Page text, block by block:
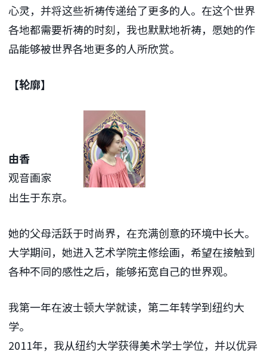
心灵，并将这些祈祷传递给了更多的人。在这个世界
各地都需要祈祷的时刻，我也默默地祈祷，愿她的作
品能够被世界各地更多的人所欣赏。
【轮廓】
由香
观音画家
出生于东京。
她的父母活跃于时尚界，在充满创意的环境中长大。
大学期间，她进入艺术学院主修绘画，希望在接触到
各种不同的感性之后，能够拓宽自己的世界观。
我第一年在波士顿大学就读，第二年转学到纽约大
学。
2011年，我从纽约大学获得美术学士学位，并以优异